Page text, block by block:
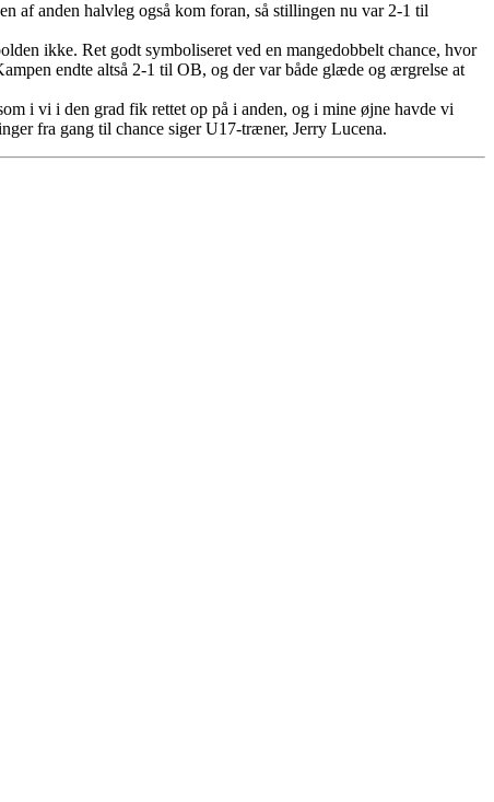
af anden halvleg også kom foran, så stillingen nu var 2-1 til
ikke. Ret godt symboliseret ved en mangedobbelt chance, hvor
endte altså 2-1 til OB, og der var både glæde og ærgrelse at
i vi i den grad fik rettet op på i anden, og i mine øjne havde vi
fra gang til chance siger U17-træner, Jerry Lucena.